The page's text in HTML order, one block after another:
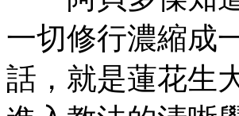
一切修行濃縮成
話，就是蓮花生